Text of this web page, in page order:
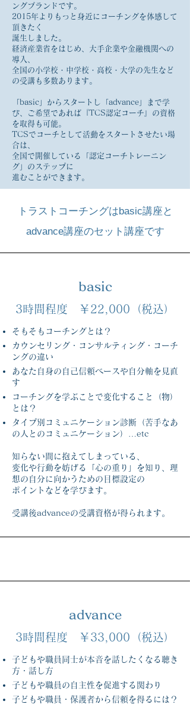
ングブランドです。
2015年よりもっと身近にコーチングを体感して
頂きたく
誕生しました。
経済産業省をはじめ、大手企業や金融機関への
導入、
全国の小学校・中学校・高校・大学の先生など
の受講も多数あります。
「basic」からスタートし「advance」まで学
び、ご希望であれば『TCS認定コーチ』の資格
を取得も可能。
TCSでコーチとして活動をスタートさせたい場
合は、
全国で開催している「認定コーチトレーニン
グ」のステップに
進むことができます。
トラストコーチングはbasic講座と
advance講座のセット講座です
basic
3時間程度 ￥22,000（税込）
そもそもコーチングとは？
カウンセリング・コンサルティング・コーチ
ングの違い
あなた自身の自己信頼ベースや自分軸を見直
す
コーチングを学ぶことで変化すること（物）
とは？
タイプ別コミュニケーション診断（苦手なあ
の人とのコミュニケーション）…etc
知らない間に抱えてしまっている、
変化や行動を妨げる「心の重り」を知り、理
想の自分に向かうための目標設定の
ポイントなどを学びます。
受講後advanceの受講資格が得られます。
advance
3時間程度 ￥33,000（税込）
子どもや職員同士が本音を話したくなる聴き
方・話し方
子どもや職員の自主性を促進する関わり
子どもや職員・保護者から信頼を得るには？